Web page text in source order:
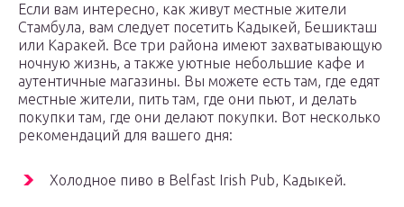
Если вам интересно, как живут местные жители
Стамбула, вам следует посетить Кадыкей, Бешикташ
или Каракей. Все три района имеют захватывающую
ночную жизнь, а также уютные небольшие кафе и
аутентичные магазины. Вы можете есть там, где едят
местные жители, пить там, где они пьют, и делать
покупки там, где они делают покупки. Вот несколько
рекомендаций для вашего дня:
Холодное пиво в Belfast Irish Pub, Кадыкей.